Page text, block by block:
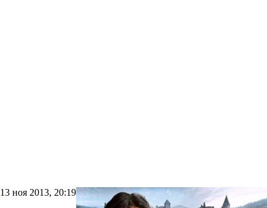
13 ноя 2013, 20:19